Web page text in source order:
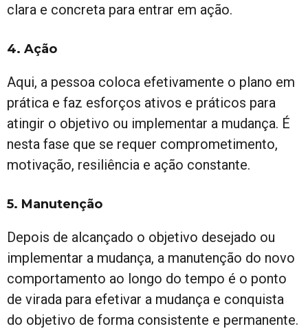
clara e concreta para entrar em ação.
4. Ação
Aqui, a pessoa coloca efetivamente o plano em
prática e faz esforços ativos e práticos para
atingir o objetivo ou implementar a mudança. É
nesta fase que se requer comprometimento,
motivação, resiliência e ação constante.
5. Manutenção
Depois de alcançado o objetivo desejado ou
implementar a mudança, a manutenção do novo
comportamento ao longo do tempo é o ponto
de virada para efetivar a mudança e conquista
do objetivo de forma consistente e permanente.